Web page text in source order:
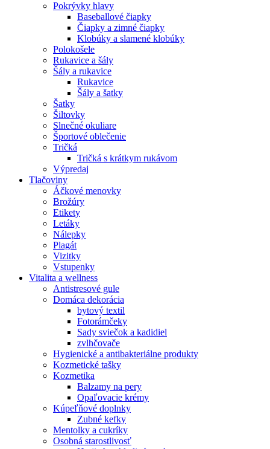
Pokrývky hlavy
Baseballové čiapky
Čiapky a zimné čiapky
Klobúky a slamené klobúky
Polokošele
Rukavice a šály
Šály a rukavice
Rukavice
Šály a šatky
Šatky
Šiltovky
Slnečné okuliare
Športové oblečenie
Tričká
Tričká s krátkym rukávom
Výpredaj
Tlačoviny
Áčkové menovky
Brožúry
Etikety
Letáky
Nálepky
Plagát
Vizitky
Vstupenky
Vitalita a wellness
Antistresové gule
Domáca dekorácia
bytový textil
Fotorámčeky
Sady sviečok a kadidiel
zvlhčovače
Hygienické a antibakteriálne produkty
Kozmetické tašky
Kozmetika
Balzamy na pery
Opaľovacie krémy
Kúpeľňové doplnky
Zubné kefky
Mentolky a cukríky
Osobná starostlivosť